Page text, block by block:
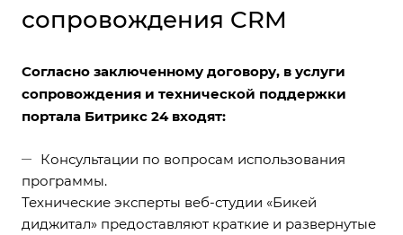
сопровождения CRM
Согласно заключенному договору, в услуги
сопровождения и технической поддержки
портала Битрикс 24 входят:
Консультации по вопросам использования
программы.
Технические эксперты веб-студии «Бикей
диджитал» предоставляют краткие и развернутые